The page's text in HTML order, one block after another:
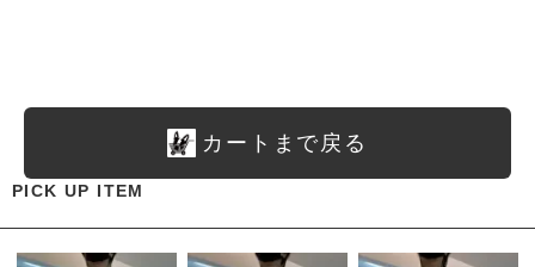
カートまで戻る
PICK UP ITEM